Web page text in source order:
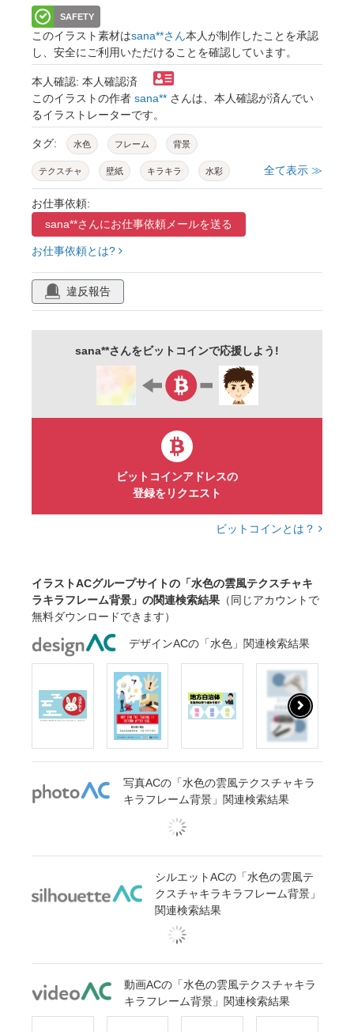
SAFETY
このイラスト素材はsana**さん本人が制作したことを承認
し、安全にご利用いただけることを確認しています。
本人確認: 本人確認済
このイラストの作者 sana** さんは、本人確認が済んでい
るイラストレーターです。
タグ: 水色 フレーム 背景
テクスチャ 壁紙 キラキラ 水彩
グラデーション
爽やか メッセージカード コスメ
ビジネス ふんわり
全て表示 ≫
お仕事依頼:
sana**さんにお仕事依頼メールを送る
お仕事依頼とは?
違反報告
sana**さんをビットコインで応援しよう!
ビットコインアドレスの
登録をリクエスト
ビットコインとは？
イラストACグループサイトの「水色の雲風テクスチャキ
ラキラフレーム背景」の関連検索結果 （同じアカウントで
無料ダウンロードできます）
デザインACの「水色」関連検索結果
写真ACの「水色の雲風テクスチャキラ
キラフレーム背景」関連検索結果
シルエットACの「水色の雲風テ
クスチャキラキラフレーム背景」
関連検索結果
動画ACの「水色の雲風テクスチャキラ
キラフレーム背景」関連検索結果